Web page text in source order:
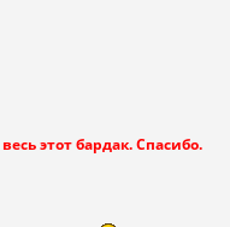
этот бардак. Спасибо.